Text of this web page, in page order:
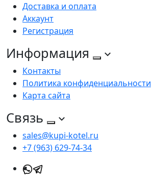
Доставка и оплата
Аккаунт
Регистрация
Информация
Контакты
Политика конфиденциальности
Карта сайта
Связь
sales@kupi-kotel.ru
+7 (963) 629-74-34